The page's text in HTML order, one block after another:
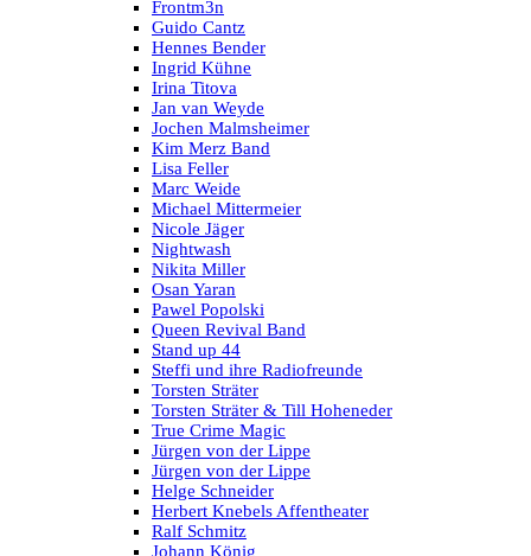
Frontm3n
Guido Cantz
Hennes Bender
Ingrid Kühne
Irina Titova
Jan van Weyde
Jochen Malmsheimer
Kim Merz Band
Lisa Feller
Marc Weide
Michael Mittermeier
Nicole Jäger
Nightwash
Nikita Miller
Osan Yaran
Pawel Popolski
Queen Revival Band
Stand up 44
Steffi und ihre Radiofreunde
Torsten Sträter
Torsten Sträter & Till Hoheneder
True Crime Magic
Jürgen von der Lippe
Jürgen von der Lippe
Helge Schneider
Herbert Knebels Affentheater
Ralf Schmitz
Johann König